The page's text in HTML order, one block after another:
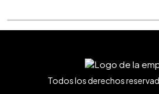
Todos los derechos